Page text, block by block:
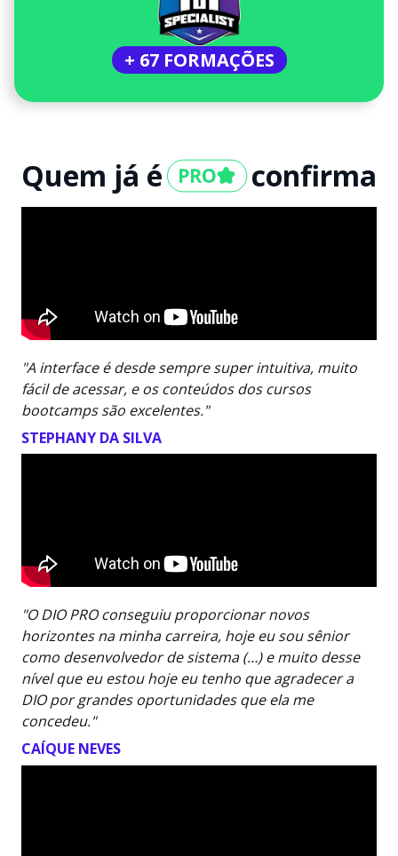
+ 67 FORMAÇÕES
Quem já é confirma
"A interface é desde sempre super intuitiva, muito
fácil de acessar, e os conteúdos dos cursos
bootcamps são excelentes."
STEPHANY DA SILVA
"O DIO PRO conseguiu proporcionar novos
horizontes na minha carreira, hoje eu sou sênior
como desenvolvedor de sistema (…) e muito desse
nível que eu estou hoje eu tenho que agradecer a
DIO por grandes oportunidades que ela me
concedeu."
CAÍQUE NEVES